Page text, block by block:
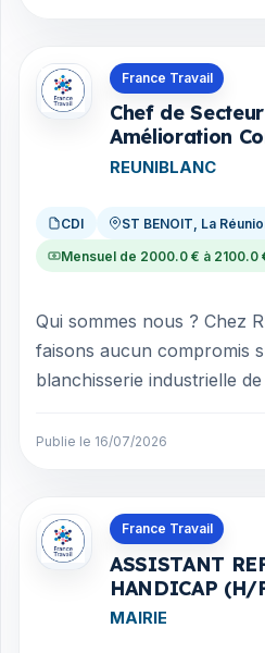
France Travail
Chef de
Amélioration
REUNIBLANC
CDI ST BENOIT, La
Mensuel de 2000.0 € à 2100.0
Qui sommes nous ? Chez REUNIBLANC, nous ne
faisons aucun compromis
blanchisserie industrielle
Publie le 16/07/2026
Offres en La Réunion
France Travail
ASSISTANT
HANDICAP (H/
MAIRIE
Offres en La Réunion